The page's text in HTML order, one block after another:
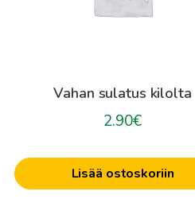
Vahan sulatus kilolta
2.90€
Lisää ostoskoriin